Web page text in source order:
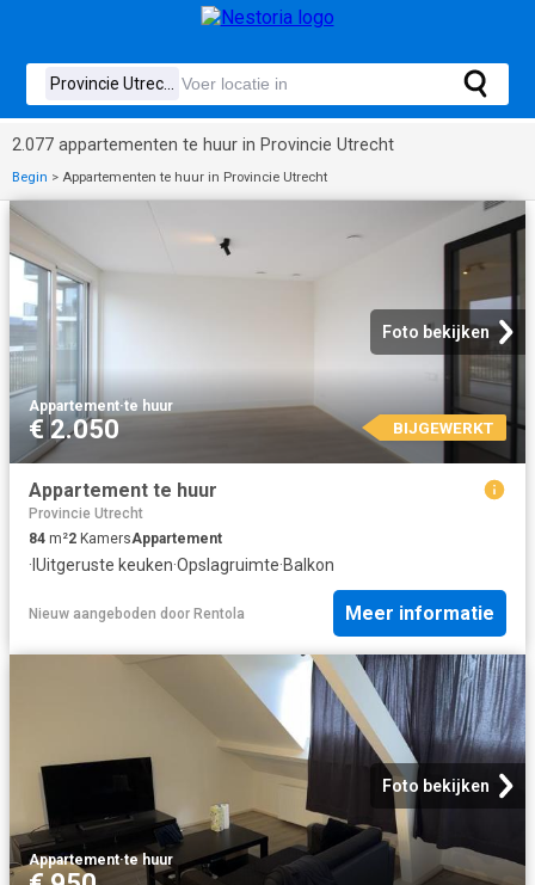
2.077 appartementen te huur in Provincie Utrecht
Begin > Appartementen te huur in Provincie Utrecht
Foto bekijken
Appartement·te huur
€ 2.050 BIJGEWERKT
Appartement te huur
Provincie Utrecht
84 m²2 KamersAppartement
· IUitgeruste keuken·Opslagruimte·Balkon
Nieuw aangeboden door Rentola Meer informatie
Foto bekijken
Appartement·te huur